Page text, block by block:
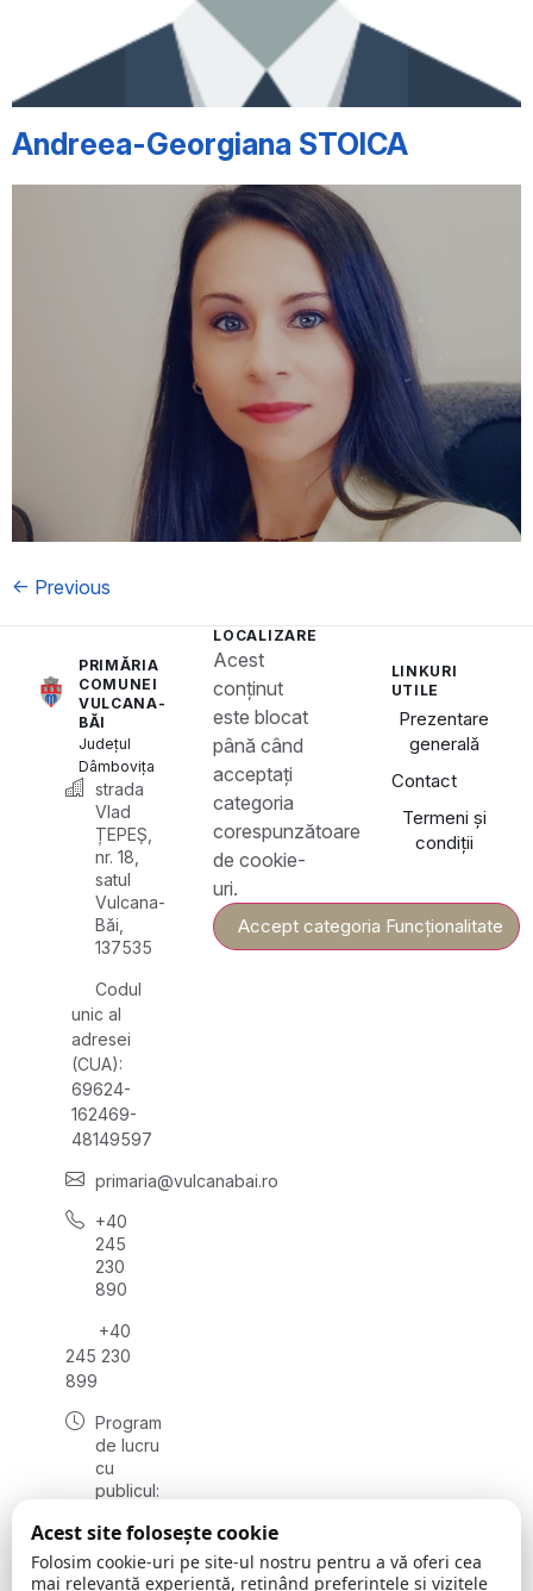
Andreea-Georgiana STOICA
← Previous
PRIMĂRIA
COMUNEI
VULCANA-
BĂI
Județul
Dâmbovița
strada
Vlad
ȚEPEȘ,
nr. 18,
satul
Vulcana-
Băi,
137535
Codul
unic al
adresei
(CUA):
69624-
162469-
48149597
primaria@vulcanabai.ro
+40
245
230
890
+40
245 230
899
Program
de lucru
cu
publicul:
vineri
08:00 –
16:30
LOCALIZARE
Acest
conținut
este blocat
până când
acceptați
categoria
corespunzătoare
de cookie-
uri.
Accept categoria Funcționalitate
LINKURI
UTILE
Prezentare
generală
Contact
Termeni și
condiții
Acest site folosește cookie
Folosim cookie-uri pe site-ul nostru pentru a vă oferi cea
mai relevantă experiență, reținând preferințele și vizitele